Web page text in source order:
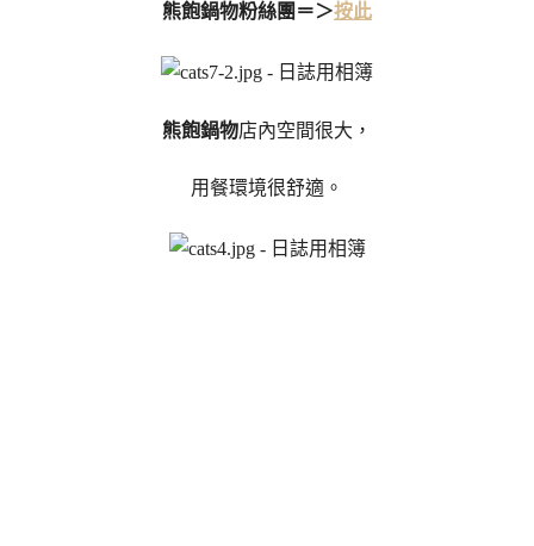
熊飽鍋物粉絲團＝＞按此
熊飽鍋物店內空間很大，
用餐環境很舒適。